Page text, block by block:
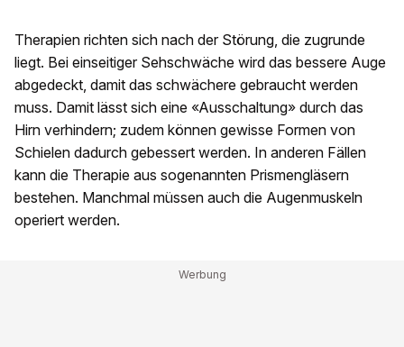
Therapien richten sich nach der Störung, die zugrunde
liegt. Bei einseitiger Sehschwäche wird das bessere Auge
abgedeckt, damit das schwächere gebraucht werden
muss. Damit lässt sich eine «Ausschaltung» durch das
Hirn verhindern; zudem können gewisse Formen von
Schielen dadurch gebessert werden. In anderen Fällen
kann die Therapie aus sogenannten Prismengläsern
bestehen. Manchmal müssen auch die Augenmuskeln
operiert werden.